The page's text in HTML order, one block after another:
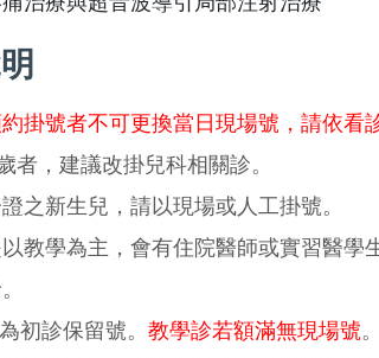
掛號者不可更換當日現場號，請依看
者，建議改掛兒科相關診。
之新生兒，請以現場或人工掛號。
教學為主，會有住院醫師或實習醫學
初診保留號。 教學診若額滿無現場號。